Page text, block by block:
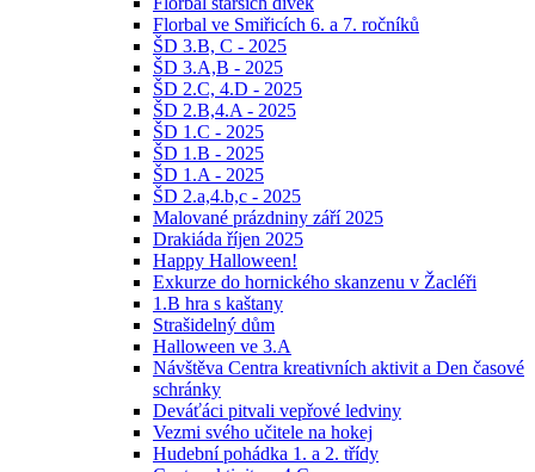
Florbal ve Smiřicích 6. a 7. ročníků
ŠD 3.B, C - 2025
ŠD 3.A,B - 2025
ŠD 2.C, 4.D - 2025
ŠD 2.B,4.A - 2025
ŠD 1.C - 2025
ŠD 1.B - 2025
ŠD 1.A - 2025
ŠD 2.a,4.b,c - 2025
Malované prázdniny září 2025
Drakiáda říjen 2025
Happy Halloween!
Exkurze do hornického skanzenu v Žacléři
1.B hra s kaštany
Strašidelný dům
Halloween ve 3.A
Návštěva Centra kreativních aktivit a Den časové
schránky
Deváťáci pitvali vepřové ledviny
Vezmi svého učitele na hokej
Hudební pohádka 1. a 2. třídy